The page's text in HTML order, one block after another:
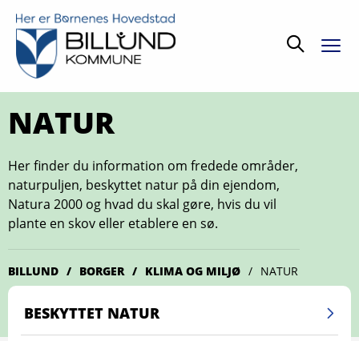
Søg
NATUR
Her finder du information om fredede områder,
naturpuljen, beskyttet natur på din ejendom,
Natura 2000 og hvad du skal gøre, hvis du vil
plante en skov eller etablere en sø.
BILLUND BORGER KLIMA OG MILJØ NATUR
BESKYTTET NATUR